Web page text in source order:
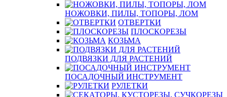
НОЖОВКИ, ПИЛЫ, ТОПОРЫ, ЛОМ
ОТВЕРТКИ
ПЛОСКОРЕЗЫ
КОЗЬМА
ПОДВЯЗКИ ДЛЯ РАСТЕНИЙ
ПОСАДОЧНЫЙ ИНСТРУМЕНТ
РУЛЕТКИ